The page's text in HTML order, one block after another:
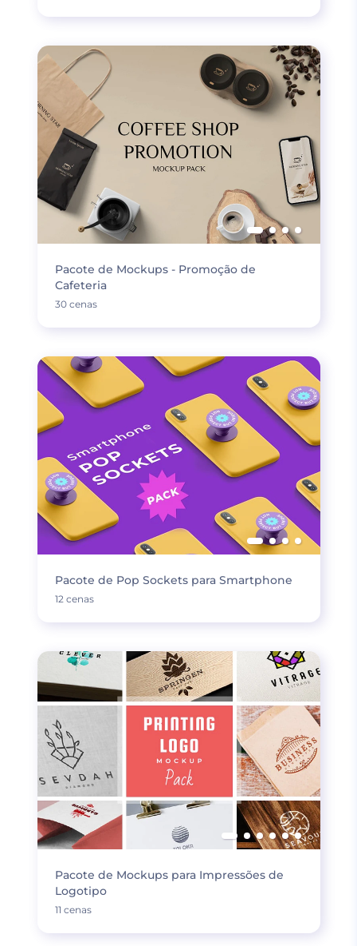
Pacote de Mockups - Promoção de
Cafeteria
30 cenas
Pacote de Pop Sockets para Smartphone
12 cenas
Pacote de Mockups para Impressões de
Logotipo
11 cenas